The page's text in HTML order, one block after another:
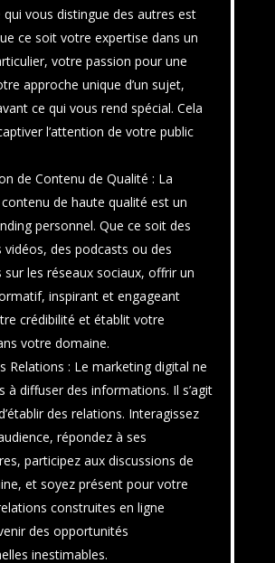
qui vous distingue des autres est
ce soit votre expertise dans un
votre passion pour une
approche unique d’un sujet,
ce qui vous rend spécial. Cela
l’attention de votre public
de Contenu de Qualité : La
de haute qualité est un
personnel. Que ce soit des
vidéos, des podcasts ou des
sur les réseaux sociaux, offrir un
inspirant et engageant
crédibilité et établit votre
votre domaine.
Relations : Le marketing digital ne
à diffuser des informations. Il s’agit
des relations. Interagissez
répondez à ses
participez aux discussions de
et soyez présent pour votre
construites en ligne
des opportunités
inestimables.